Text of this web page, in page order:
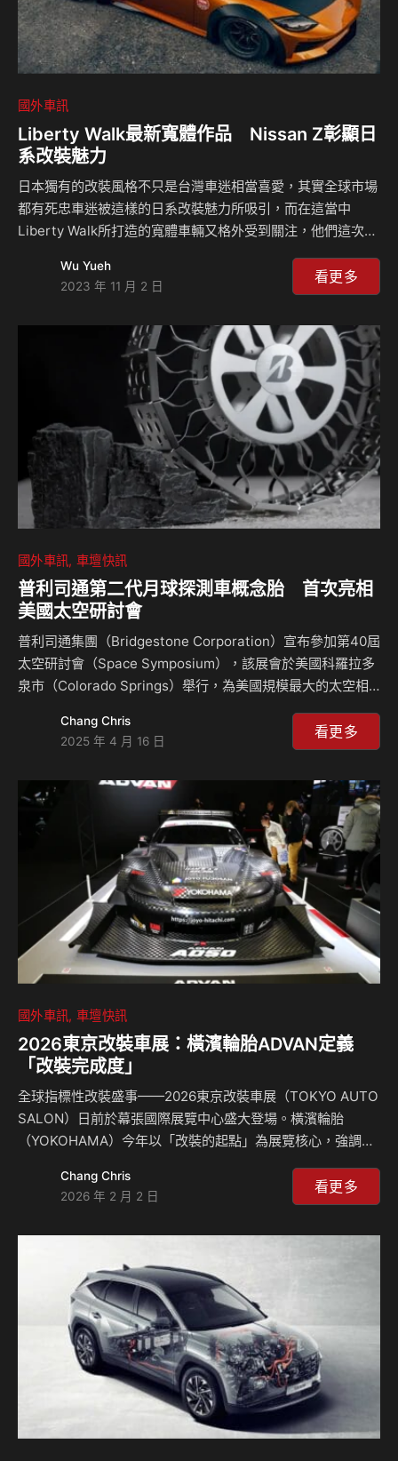
國外車訊
Liberty Walk最新寬體作品 Nissan Z彰顯日
系改裝魅力
日本獨有的改裝風格不只是台灣車迷相當喜愛，其實全球市場
都有死忠車迷被這樣的日系改裝魅力所吸引，而在這當中
Liberty Walk所打造的寬體車輛又格外受到關注，他們這次將
車的外觀受到重新設計之後，Nissan Z瞬間轉變成為一輛帶有
70年代復古經典元素的車輛。 其實關於Nissan Z跑車的改裝
癡癡等待著，現在他們已經正式推出這個改裝套件，但其實早
在今年5月的時候就已經在進行相關的外觀改裝計畫，只不過
第一輛實際改好的車在幾天前才完成，經過了這麼長時間的改
裝才讓這輛車與去…
Wu Yueh
2023 年 11 月 2 日
看更多
國外車訊 車壇快訊
普利司通第二代月球探測車概念胎 首次亮相
美國太空研討會
普利司通集團（Bridgestone Corporation）宣布參加第40屆
太空研討會（Space Symposium），該展會於美國科羅拉多
泉市（Colorado Springs）舉行，為美國規模最大的太空相
胎的研發，展現品牌不斷挑戰極限、追求卓越的精神，並加速
推動各項共創計畫。在本屆研討會中，普利司通輪胎將於日本
Exploration Agency）策畫的「日本太空產業」主題展區中
設置展位，展出兩款第二代月球探測車概念輪胎，相較去年版
本重量更輕，適用於中小型月球車。…
Chang Chris
2025 年 4 月 16 日
看更多
國外車訊 車壇快訊
2026東京改裝車展：橫濱輪胎ADVAN定義
「改裝完成度」
全球指標性改裝盛事——2026東京改裝車展（TOKYO AUTO
SALON）日前於幕張國際展覽中心盛大登場。橫濱輪胎
（YOKOHAMA）今年以「改裝的起點」為展覽核心，強調輪
的關鍵。透過一系列ADVAN性能產品與多款指標性改裝實車
展示，橫濱輪胎再次向全球車迷展現其深耕性能改裝市場的霸
駛到極限操駕的配置邏輯。針對性能改裝愛好者，現場展出了
賽道與街道並重的ADVAN Neova AD09，以及專為賽道設
計、卻可合法於一般道路使用…
Chang Chris
2026 年 2 月 2 日
看更多